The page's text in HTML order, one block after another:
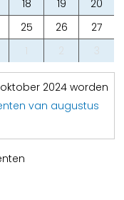
18 19
20
25 26
27
1 2 3
2024 worden
van augustus